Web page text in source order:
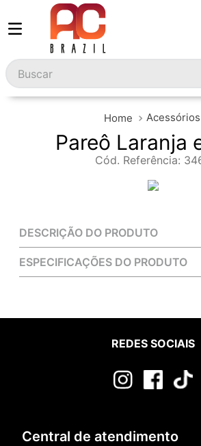
Buscar
Acessórios
Pareô Laranja
Cód. Referência:
DESCRIÇÃO DO PRODUTO
ESPECIFICAÇÕES DO PRODUTO
REDES SOCIAIS
Central de atendimento